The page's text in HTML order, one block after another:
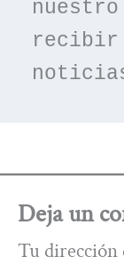
nuestro
recibir
Deja un
Tu dirección